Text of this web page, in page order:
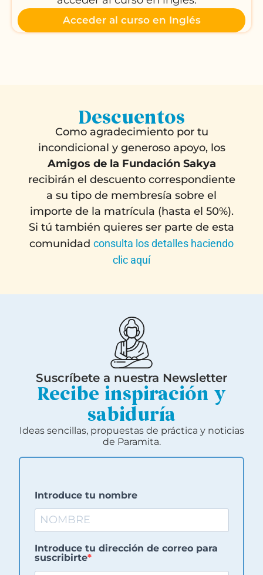
Acceder al curso en Inglés
Descuentos
Como agradecimiento por tu
incondicional y generoso apoyo, los
Amigos de la Fundación Sakya
recibirán el descuento correspondiente
a su tipo de membresía sobre el
importe de la matrícula (hasta el 50%).
Si tú también quieres ser parte de esta
comunidad consulta los detalles haciendo
clic aquí
Suscríbete a nuestra Newsletter
Recibe inspiración y
sabiduría
Ideas sencillas, propuestas de práctica y noticias
de Paramita.
Introduce tu nombre
Introduce tu dirección de correo para
suscribirte